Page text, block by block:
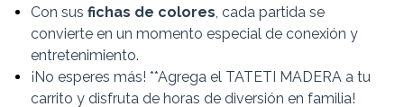
Con sus fichas de colores , cada partida se
convierte en un momento especial de conexión y
entretenimiento.
¡No esperes más! **Agrega el TATETI MADERA a tu
carrito y disfruta de horas de diversión en familia!